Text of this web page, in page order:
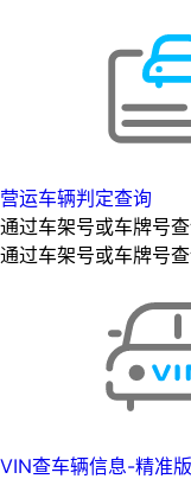
营运车辆判定查询
通过车架号或车牌号
通过车架号或车牌号
VIN查车辆信息-精准版